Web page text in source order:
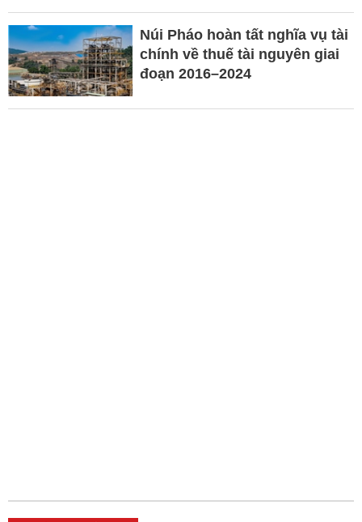
Núi Pháo hoàn tất nghĩa vụ tài
chính về thuế tài nguyên giai
đoạn 2016–2024